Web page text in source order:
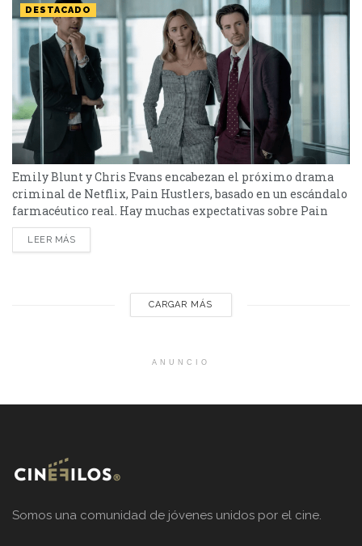
DESTACADO
Emily Blunt y Chris Evans encabezan el próximo drama
criminal de Netflix, Pain Hustlers, basado en un escándalo
farmacéutico real. Hay muchas expectativas sobre Pain
Hustlers; la nueva producción de Netflix que tendrá a
Emily Blunt y Chris Evans como protagonistas y a David
LEER MÁS
CARGAR MÁS
ANUNCIO
Somos una comunidad de jóvenes unidos por el cine.